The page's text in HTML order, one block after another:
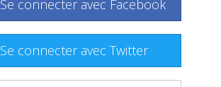
Se connecter avec Facebook
Se connecter avec Twitter